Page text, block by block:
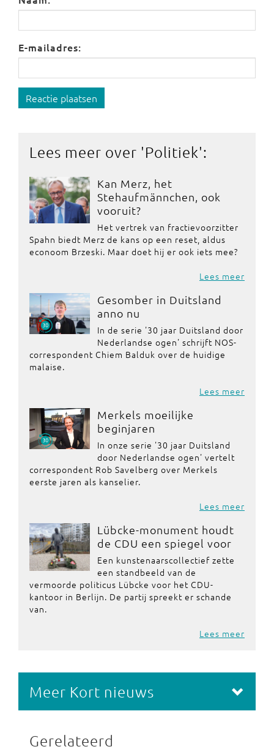
E-mailadres:
Reactie plaatsen
Lees meer over 'Politiek':
Kan Merz, het
Stehaufmännchen, ook
vooruit?
Het vertrek van fractievoorzitter
Spahn biedt Merz de kans op een reset, aldus
econoom Brzeski. Maar doet hij er ook iets mee?
Lees meer
Gesomber in Duitsland
anno nu
In de serie '30 jaar Duitsland door
Nederlandse ogen' schrijft NOS-
correspondent Chiem Balduk over de huidige
malaise.
Lees meer
Merkels moeilijke
beginjaren
In onze serie '30 jaar Duitsland
door Nederlandse ogen' vertelt
correspondent Rob Savelberg over Merkels
eerste jaren als kanselier.
Lees meer
Lübcke-monument houdt
de CDU een spiegel voor
Een kunstenaarscollectief zette
een standbeeld van de
vermoorde politicus Lübcke voor het CDU-
kantoor in Berlijn. De partij spreekt er schande
van.
Lees meer
Meer Kort nieuws
Gerelateerd